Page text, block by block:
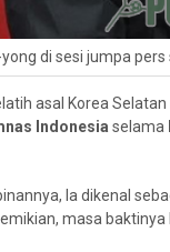
di sesi jumpa
asal Korea
Indonesia selama
Ia dikenal
masa